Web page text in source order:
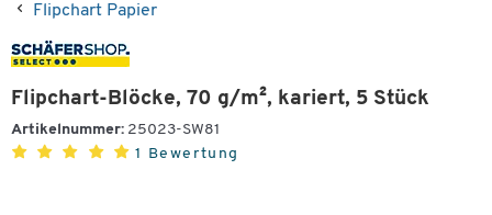
Flipchart Papier
Flipchart-Blöcke, 70 g/m², kariert, 5 Stück
Artikelnummer: 25023-SW81
1 Bewertung